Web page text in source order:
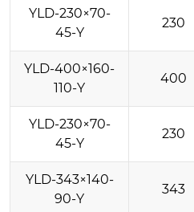
YLD-230×70-
45-Y
230
YLD-400×160-
110-Y
400
YLD-230×70-
45-Y
230
YLD-343×140-
90-Y
343